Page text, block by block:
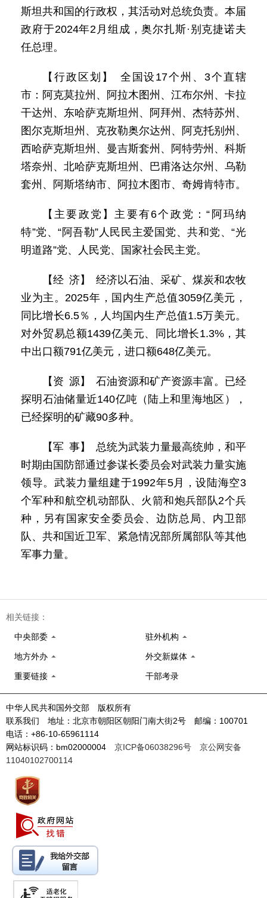
斯坦共和国的行政权，其活动对总统负责。本届
政府于2024年2月组成，奥尔扎斯·别克捷诺夫
任总理。
【行政区划】 全国设17个州、3个直辖
市：阿克莫拉州、阿拉木图州、江布尔州、卡拉
干达州、东哈萨克斯坦州、阿拜州、杰特苏州、
图尔克斯坦州、克孜勒奥尔达州、阿克托别州、
西哈萨克斯坦州、曼吉斯套州、阿特劳州、科斯
塔奈州、北哈萨克斯坦州、巴甫洛达尔州、乌勒
套州、阿斯塔纳市、阿拉木图市、奇姆肯特市。
【主要政党】主要有6个政党：“阿玛纳
特”党、“阿吾勒”人民民主爱国党、共和党、“光
明道路”党、人民党、国家社会民主党。
【经 济】 经济以石油、采矿、煤炭和农牧
业为主。2025年，国内生产总值3059亿美元，
同比增长6.5％，人均国内生产总值1.5万美元。
对外贸易总额1439亿美元、同比增长1.3%，其
中出口额791亿美元，进口额648亿美元。
【资 源】 石油资源和矿产资源丰富。已经
探明石油储量近140亿吨（陆上和里海地区），
已经探明的矿藏90多种。
【军 事】 总统为武装力量最高统帅，和平
时期由国防部通过参谋长委员会对武装力量实施
领导。武装力量组建于1992年5月，设陆海空3
个军种和航空机动部队、火箭和炮兵部队2个兵
种，另有国家安全委员会、边防总局、内卫部
队、共和国近卫军、紧急情况部所属部队等其他
军事力量。
相关链接：
中央部委 驻外机构
地方外办 外交新媒体
重要链接 干部考录
中华人民共和国外交部 版权所有
联系我们 地址：北京市朝阳区朝阳门南大街2号 邮编：100701
电话：+86-10-65961114
网站标识码：bm02000004 京ICP备06038296号
京公网安备
11040102700114